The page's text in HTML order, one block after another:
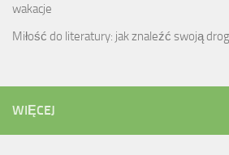
wakacje
Miłość do literatury: jak znaleźć swoją
WIĘCEJ